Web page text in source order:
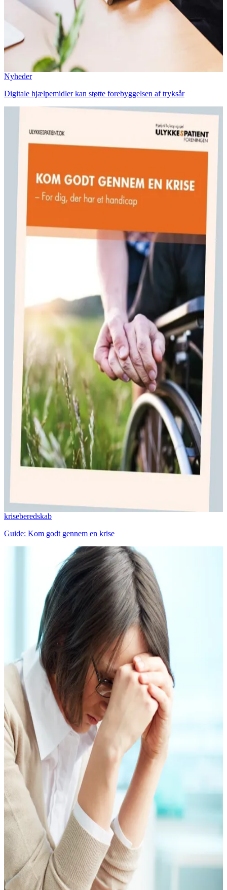
Nyheder
Digitale hjælpemidler kan støtte forebyggelsen af tryksår
kriseberedskab
Guide: Kom godt gennem en krise